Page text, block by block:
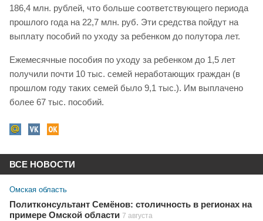
186,4 млн. рублей, что больше соответствующего периода
прошлого года на 22,7 млн. руб. Эти средства пойдут на
выплату пособий по уходу за ребенком до полутора лет.
Ежемесячные пособия по уходу за ребенком до 1,5 лет
получили почти 10 тыс. семей неработающих граждан (в
прошлом году таких семей было 9,1 тыс.). Им выплачено
более 67 тыс. пособий.
ВСЕ НОВОСТИ
Омская область
Политконсультант Семёнов: столичность в регионах на
примере Омской области 7 августа